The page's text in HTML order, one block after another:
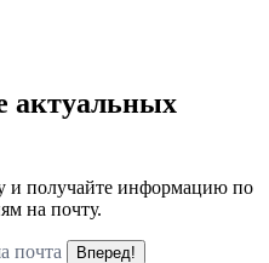
актуальных
и получайте информацию по
на почту.
почта
Вперед!